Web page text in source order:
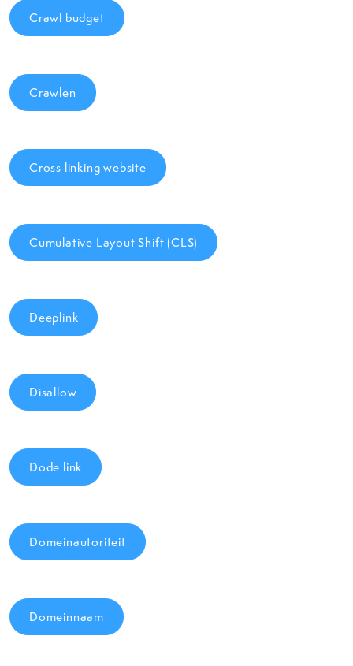
Crawl budget
Crawlen
Cross linking website
Cumulative Layout Shift (CLS)
Deeplink
Disallow
Dode link
Domeinautoriteit
Domeinnaam